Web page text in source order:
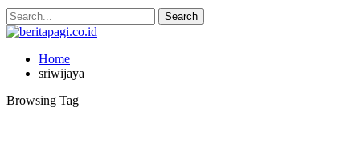
Home
sriwijaya
Browsing Tag